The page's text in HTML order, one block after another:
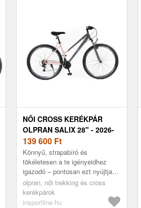
NŐI CROSS KERÉKPÁR
OLPRAN SALIX 28" - 2026-
OS MODELL, OLPRAN
RUGÓZÓ VILLA, 21
SEBESSÉGES SHIMANO
VÁLTÓRENDSZER, 28"-OS
KEREKEK
139 600 Ft
Könnyű, strapabíró és
tökéletesen a te igényeidhez
igazodó – pontosan ezt nyújtja
az Olpran Salix 28" női cross
kerékpár! Ez a kiváló modell
remekü...
olpran, női trekking és cross
kerékpárok
insportline.hu